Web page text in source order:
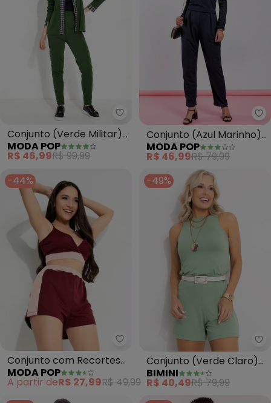
Moda Pop - Conjunto (Verde
Conjunto (Verde Militar)
com Recortes
MODA POP
R$ 46,99R$ 99,99
Conjunto (Azul Marinho)
em Malha
MODA POP
R$ 46,99R$ 79,99
-44%
Moda Pop - Conjunto com
Conjunto com Recortes
(Bordô e Rosa)
MODA POP
A partir deR$ 27,99R$ 49,99
-49%
Conjunto (Verde Claro)
em Malha Crepe
BIMINI
R$ 40,49R$ 79,99